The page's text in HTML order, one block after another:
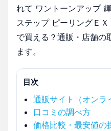
れて ワントーンアップ
ステップ ピーリングＥ
で買える？通販・店舗の
ます。
目次
通販サイト（オンラ
口コミの調べ方
価格比較・最安値の